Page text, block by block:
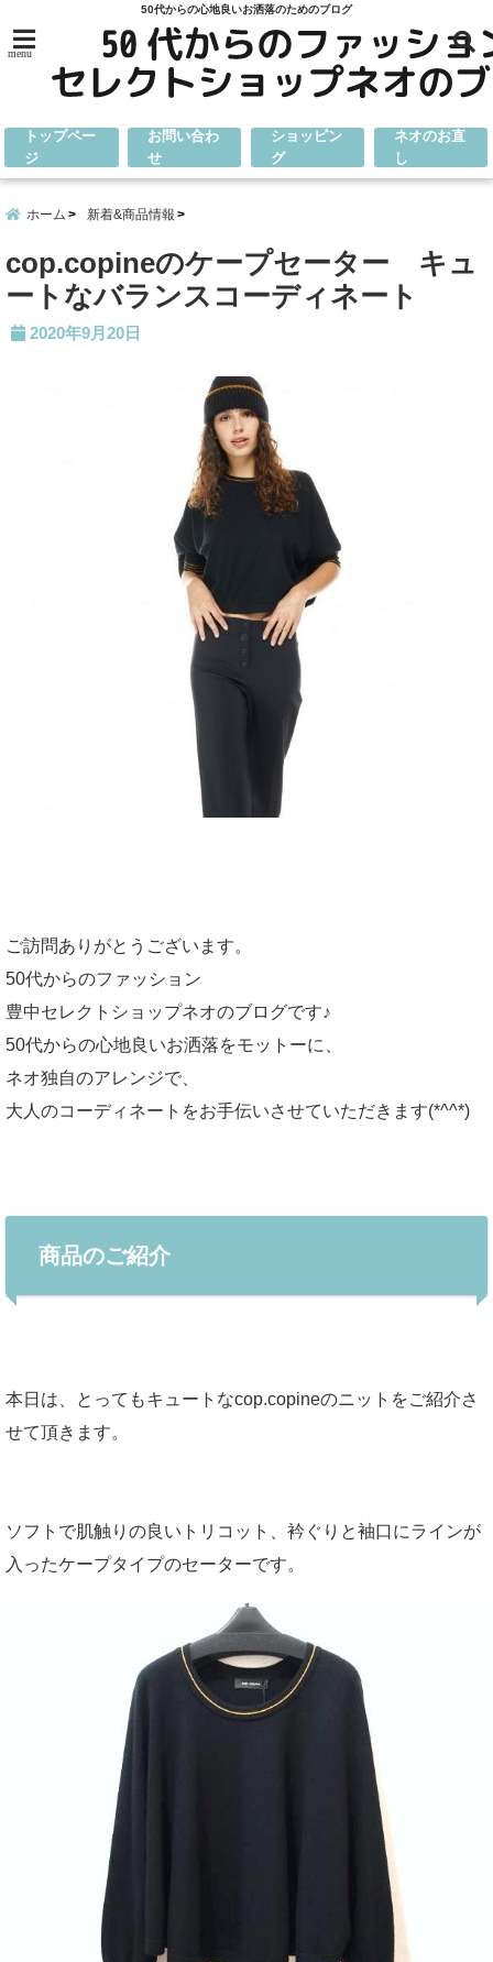
50代からの心地良いお洒落のためのブログ
menu
トップペー
ジ
お問い合わ
せ
ショッピン
グ
ネオのお直
し
ホーム 新着&商品情報
cop.copineのケープセーター キュ
ートなバランスコーディネート
2020年9月20日
ご訪問ありがとうございます。
50代からのファッション
豊中セレクトショップネオのブログです♪
50代からの心地良いお洒落をモットーに、
ネオ独自のアレンジで、
大人のコーディネートをお手伝いさせていただきます(*^^*)
商品のご紹介
本日は、とってもキュートなcop.copineのニットをご紹介さ
せて頂きます。
ソフトで肌触りの良いトリコット、衿ぐりと袖口にラインが
入ったケープタイプのセーターです。